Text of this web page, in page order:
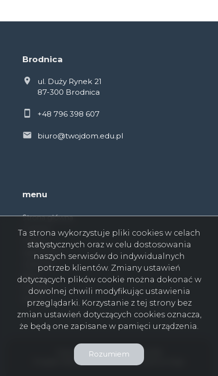
Brodnica
ul. Duży Rynek 21
87-300 Brodnica
+48 796 398 607
biuro@twojdom.edu.pl
menu
Strona główna
O firmie
Oferty
Zgłoszenia
Ulubione
Blog
Kontakt
Rodo
Twój Dom Nieruchomości © 2026
Program dla biur nieruchomości
Galactica Virgo
Ta strona wykorzystuje pliki cookies w celach
statystycznych oraz w celu dostosowania
naszych serwisów do indywidualnych
potrzeb klientów. Zmiany ustawień
dotyczących plików cookie można dokonać w
dowolnej chwili modyfikując ustawienia
przeglądarki. Korzystanie z tej strony bez
zmian ustawień dotyczących cookies oznacza,
że będą one zapisane w pamięci urządzenia.
Rozumiem